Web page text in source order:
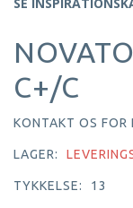
C+/C
KONTAKT OS FOR
LAGER:
TYKKELSE: 13